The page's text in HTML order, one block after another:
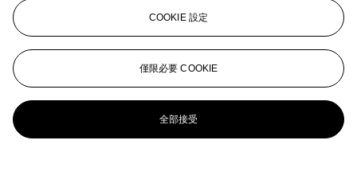
查看全部
查看全部
COOKIE 設定
僅限必要 COOKIE
全部接受